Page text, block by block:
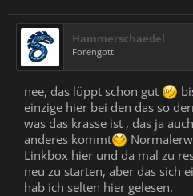
Hammerschaedel
Forengott
nee, das lüppt schon gut
einzige hier bei den das so
was das krasse ist , das ja
anderes kommt
Linkbox hier und da mal zu
neu zu starten, aber das sich
hab ich selten hier gelesen.